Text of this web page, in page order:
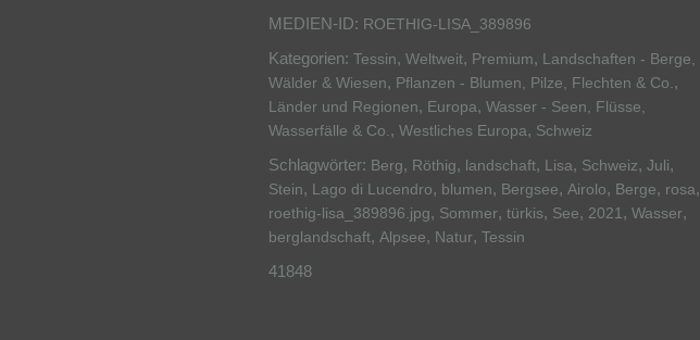
MEDIEN-ID: ROETHIG-LISA_389896
Kategorien: Tessin, Weltweit, Premium, Landschaften - Berge,
Wälder & Wiesen, Pflanzen - Blumen, Pilze, Flechten & Co.,
Länder und Regionen, Europa, Wasser - Seen, Flüsse,
Wasserfälle & Co., Westliches Europa, Schweiz
Schlagwörter: Berg, Röthig, landschaft, Lisa, Schweiz, Juli,
Stein, Lago di Lucendro, blumen, Bergsee, Airolo, Berge, rosa,
roethig-lisa_389896.jpg, Sommer, türkis, See, 2021, Wasser,
berglandschaft, Alpsee, Natur, Tessin
41848